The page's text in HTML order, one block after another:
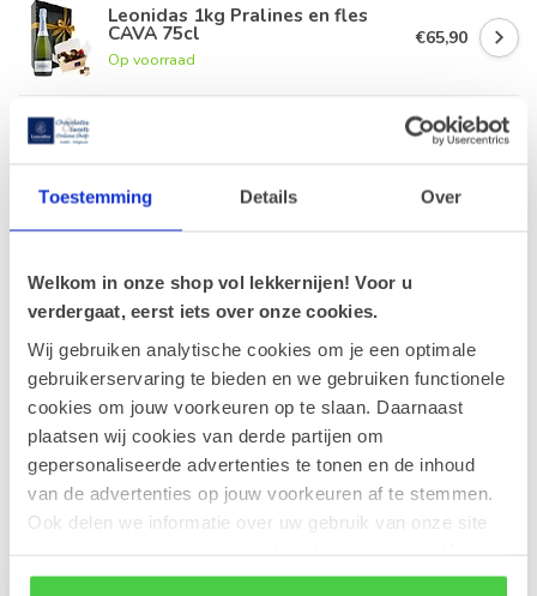
Toestemming Details Over
Welkom in onze shop vol lekkernijen! Voor u
verdergaat, eerst iets over onze cookies.
Wij gebruiken analytische cookies om je een optimale
gebruikerservaring te bieden en we gebruiken functionele
cookies om jouw voorkeuren op te slaan. Daarnaast
plaatsen wij cookies van derde partijen om
gepersonaliseerde advertenties te tonen en de inhoud
van de advertenties op jouw voorkeuren af te stemmen.
Ook delen we informatie over uw gebruik van onze site
rekening mee dat als je bepaalde cookies blokkeert, het
Leonidas 1kg Pralines en fles
CAVA 75cl
Op voorraad
€65,90
€63,90
Op voorraad
Leonidas Rode Juwelendoos
Op voorraad
€41,90
Recent bekeken